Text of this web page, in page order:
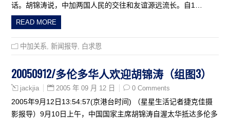
话。胡锦涛说，中加两国人民的交往和友谊源远流长。自1…
READ MORE
中加关系 ,新闻报导 白求恩
20050912/多伦多华人欢迎胡锦涛（组图3）
jackjia 2005 年 09 月 12 日 0 Comments
2005年9月12日13:54:57(京港台时间) （星星生活记者捷克佳摄
影报导）9月10日上午，中国国家主席胡锦涛自渥太华抵达多伦多